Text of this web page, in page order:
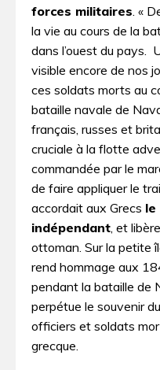
forces militaires . «
la vie au cours de la
dans l’ouest du pays.
visible encore de nos
ces soldats morts au
bataille navale de
français, russes et
cruciale à la flotte
commandée par le
de faire appliquer le
accordait aux Grecs le
indépendant , et
ottoman. Sur la petite
rend hommage aux
pendant la bataille de
perpétue le souvenir
officiers et soldats
grecque.